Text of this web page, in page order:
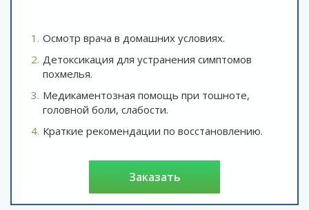
Осмотр врача в домашних условиях.
Детоксикация для устранения симптомов
похмелья.
Медикаментозная помощь при тошноте,
головной боли, слабости.
Краткие рекомендации по восстановлению.
заказать